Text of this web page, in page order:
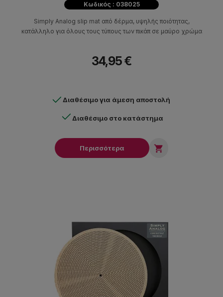
Κωδικός : 038025
Simply Analog slip mat από δέρμα, υψηλής ποιότητας,
κατάλληλο για όλους τους τύπους των πικάπ σε μαύρο χρώμα
34,95 €
Διαθέσιμο για άμεση αποστολή
Διαθέσιμο στο κατάστημα
Περισσότερα 